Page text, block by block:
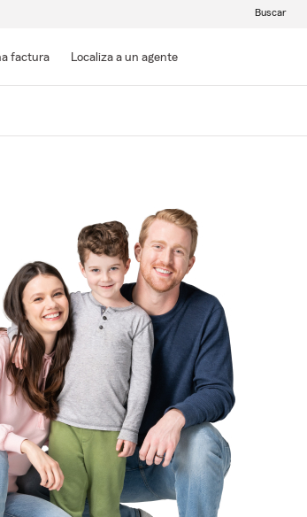
factura Localiza a un agente
Buscar